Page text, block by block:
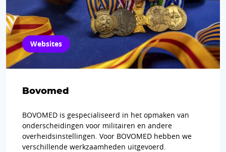
Websites
Bovomed
BOVOMED is gespecialiseerd in het opmaken van
onderscheidingen voor militairen en andere
overheidsinstellingen. Voor BOVOMED hebben we
verschillende werkzaamheden uitgevoerd.